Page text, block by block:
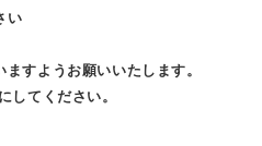
い
すようお願いいたします。
してください。